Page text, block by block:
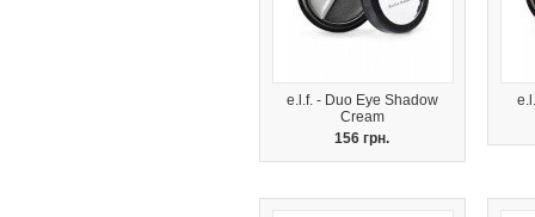
e.l.f. - Duo Eye Shadow
Cream
156 грн.